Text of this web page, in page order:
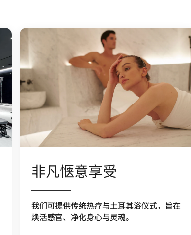
非凡惬意享受
我们可提供传统热疗与土耳其浴仪式，旨在
焕活感官、净化身心与灵魂。